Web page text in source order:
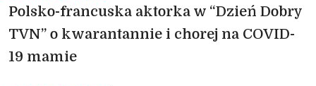
Polsko-francuska aktorka w “Dzień Dobry
TVN” o kwarantannie i chorej na COVID-
19 mamie